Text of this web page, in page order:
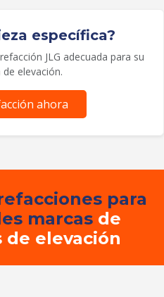
específica?
JLG adecuada para su
elevación.
ahora
para
marcasde
elevación